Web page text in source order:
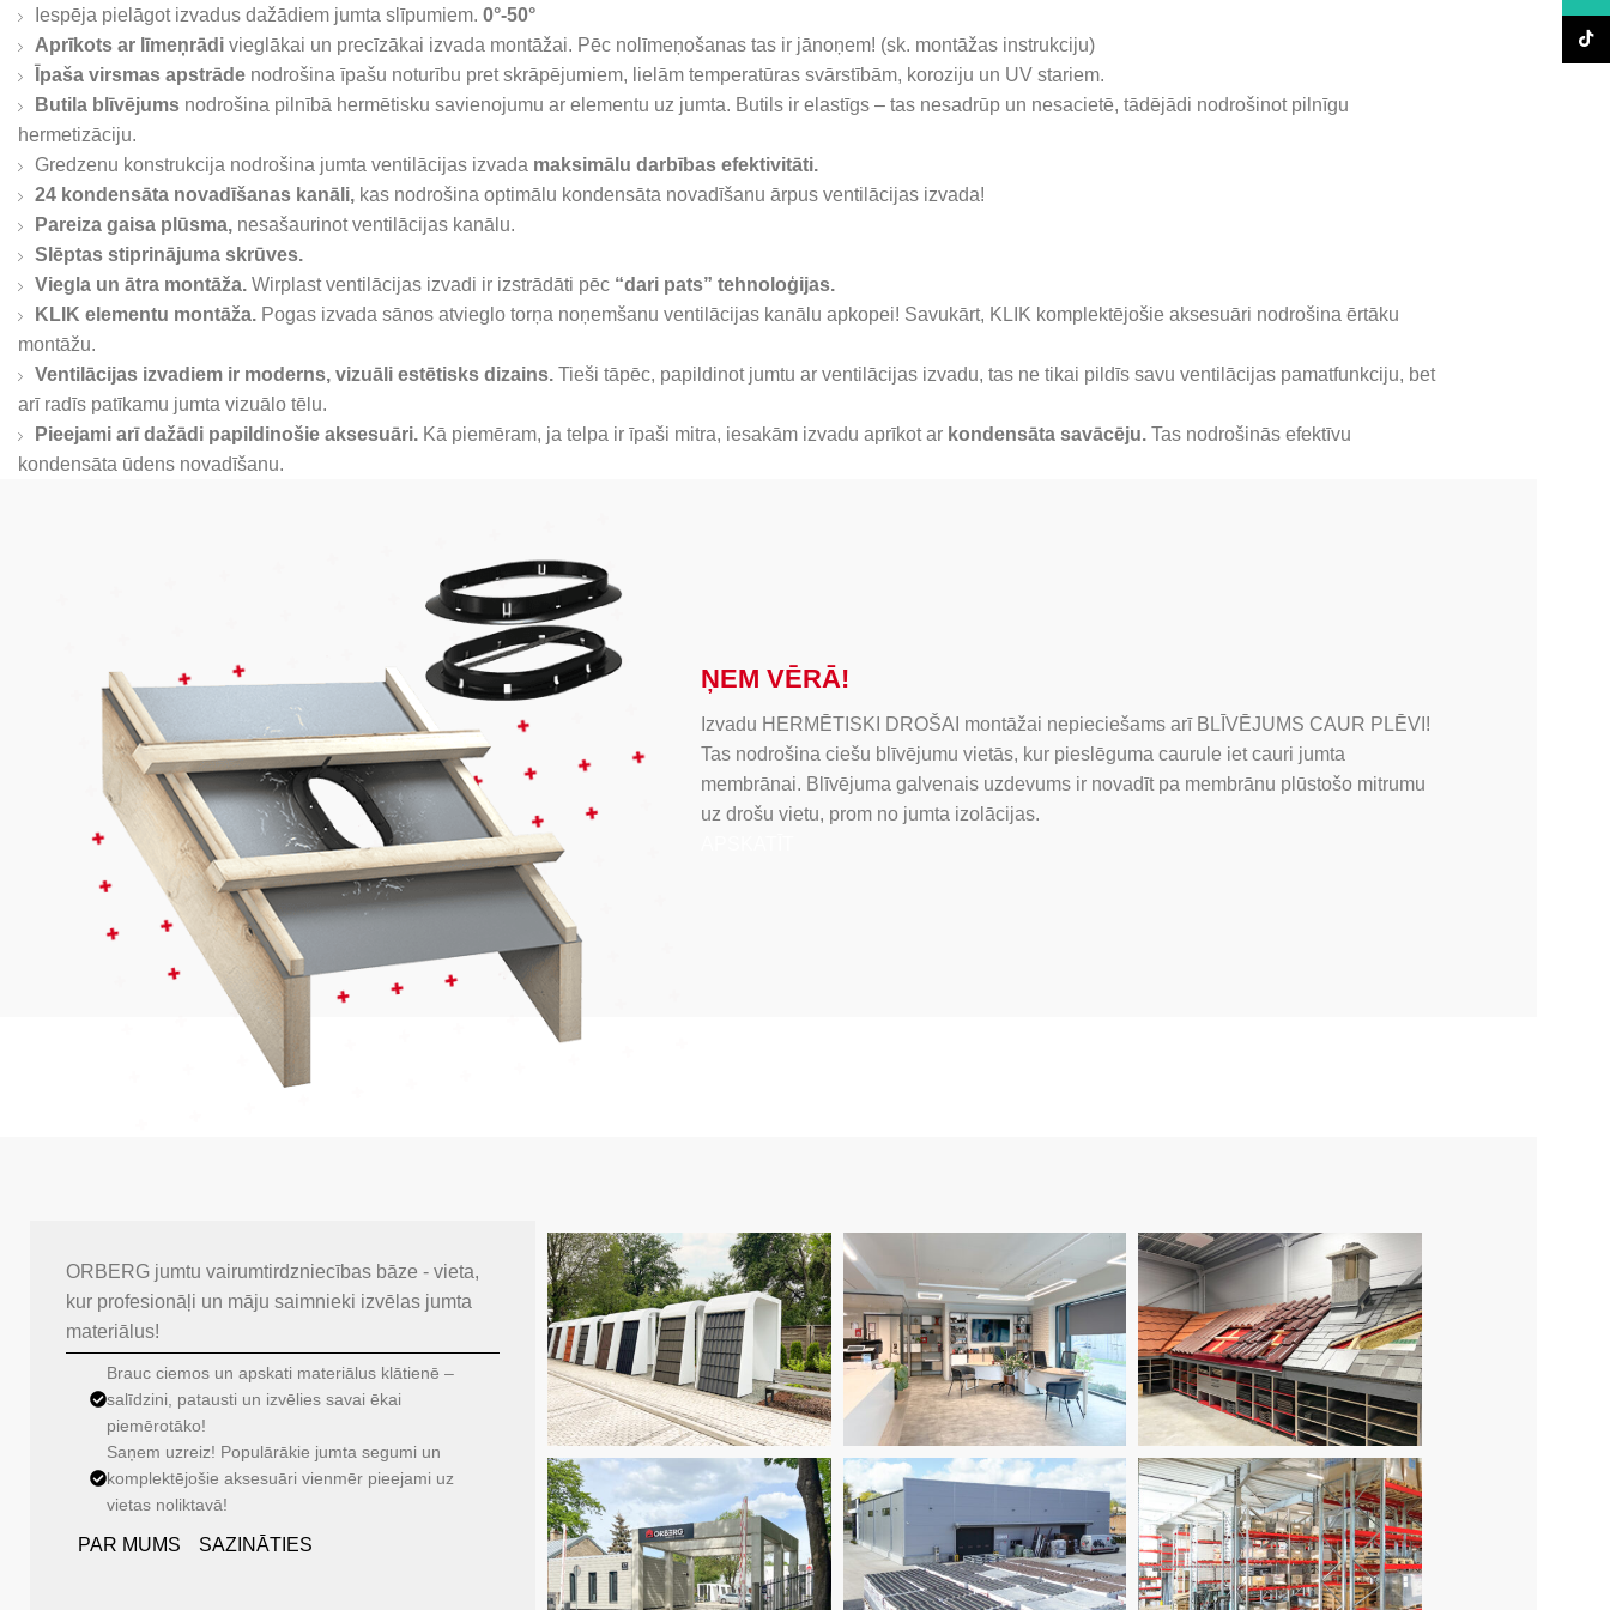
Iespēja pielāgot izvadus dažādiem jumta slīpumiem. 0°-50°
Aprīkots ar līmeņrādi vieglākai un precīzākai izvada montāžai. Pēc nolīmeņošanas tas ir jānoņem! (sk. montāžas instrukciju)
Īpaša virsmas apstrāde nodrošina īpašu noturību pret skrāpējumiem, lielām temperatūras svārstībām, koroziju un UV stariem.
Butila blīvējums nodrošina pilnībā hermētisku savienojumu ar elementu uz jumta. Butils ir elastīgs – tas nesadrūp un nesacietē, tādējādi nodrošinot pilnīgu
hermetizāciju.
Gredzenu konstrukcija nodrošina jumta ventilācijas izvada maksimālu darbības efektivitāti.
24 kondensāta novadīšanas kanāli, kas nodrošina optimālu kondensāta novadīšanu ārpus ventilācijas izvada!
Pareiza gaisa plūsma, nesašaurinot ventilācijas kanālu.
Slēptas stiprinājuma skrūves.
Viegla un ātra montāža. Wirplast ventilācijas izvadi ir izstrādāti pēc “dari pats” tehnoloģijas.
KLIK elementu montāža. Pogas izvada sānos atvieglo torņa noņemšanu ventilācijas kanālu apkopei! Savukārt, KLIK komplektējošie aksesuāri nodrošina ērtāku
montāžu.
Ventilācijas izvadiem ir moderns, vizuāli estētisks dizains. Tieši tāpēc, papildinot jumtu ar ventilācijas izvadu, tas ne tikai pildīs savu ventilācijas pamatfunkciju, bet
arī radīs patīkamu jumta vizuālo tēlu.
Pieejami arī dažādi papildinošie aksesuāri. Kā piemēram, ja telpa ir īpaši mitra, iesakām izvadu aprīkot ar kondensāta savācēju. Tas nodrošinās efektīvu
kondensāta ūdens novadīšanu.
ŅEM VĒRĀ!
Izvadu HERMĒTISKI DROŠAI montāžai nepieciešams arī BLĪVĒJUMS CAUR PLĒVI!
Tas nodrošina ciešu blīvējumu vietās, kur pieslēguma caurule iet cauri jumta
membrānai. Blīvējuma galvenais uzdevums ir novadīt pa membrānu plūstošo mitrumu
uz drošu vietu, prom no jumta izolācijas.
ORBERG jumtu vairumtirdzniecības bāze - vieta,
kur profesionāļi un māju saimnieki izvēlas jumta
materiālus!
Brauc ciemos un apskati materiālus klātienē –
salīdzini, patausti un izvēlies savai ēkai
piemērotāko!
Saņem uzreiz! Populārākie jumta segumi un
komplektējošie aksesuāri vienmēr pieejami uz
vietas noliktavā!
PAR MUMS SAZINĀTIES